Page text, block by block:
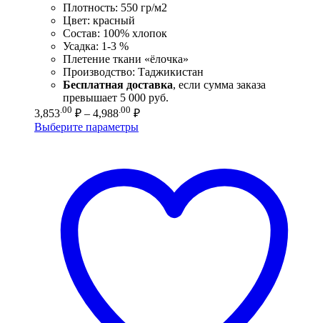
Плотность: 550 гр/м2
Цвет: красный
Состав: 100% хлопок
Усадка: 1-3 %
Плетение ткани «ёлочка»
Производство: Таджикистан
Бесплатная доставка, если сумма заказа
превышает 5 000 руб.
3,853 .00 ₽ – 4,988 .00 ₽Диапазон
Выберите параметры